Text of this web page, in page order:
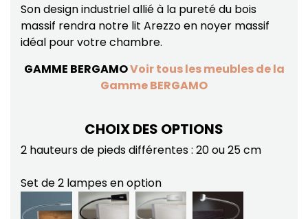
Son design industriel allié à la pureté du bois
massif rendra notre lit Arezzo en noyer massif
idéal pour votre chambre.
GAMME BERGAMOVoir tous les meubles de la
Gamme BERGAMO
CHOIX DES OPTIONS
2 hauteurs de pieds différentes : 20 ou 25 cm
Set de 2 lampes en option